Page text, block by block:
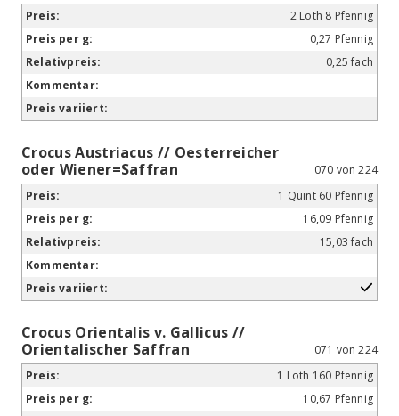
2 Loth 8 Pfennig
0,27 Pfennig
0,25 fach
Crocus Austriacus // Oesterreicher
oder Wiener=Saffran
070 von 224
1 Quint 60 Pfennig
16,09 Pfennig
15,03 fach
Crocus Orientalis v. Gallicus //
Orientalischer Saffran
071 von 224
1 Loth 160 Pfennig
10,67 Pfennig